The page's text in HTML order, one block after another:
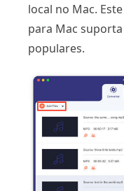
local no Mac.
para Mac
populares.